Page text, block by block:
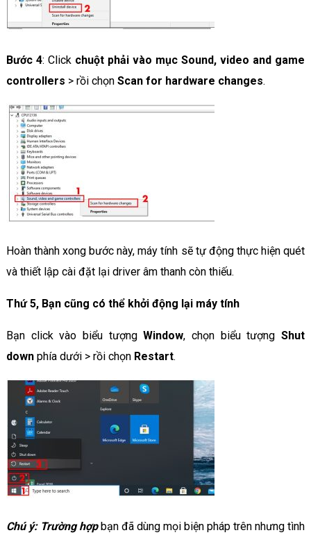
Bước 4: Click chuột phải vào mục Sound, video and game
controllers > rồi chọn Scan for hardware changes.
Hoàn thành xong bước này, máy tính sẽ tự động thực hiện quét
và thiết lập cài đặt lại driver âm thanh còn thiếu.
Thứ 5, Bạn cũng có thể khởi động lại máy tính
Bạn click vào biểu tượngWindow, chọn biểu tượngShut
downphía dưới > rồi chọn Restart.
Chú ý: Trường hợpbạn đã dùng mọi biện pháp trên nhưng tình